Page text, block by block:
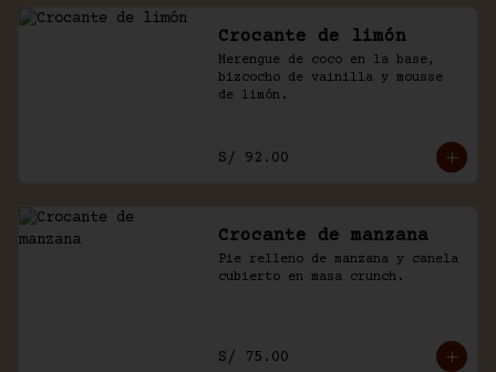
Crocante de limón
Merengue de coco en la base,
bizcocho de vainilla y mousse
de limón.
S/ 92.00
Crocante de manzana
Pie relleno de manzana y canela
cubierto en masa crunch.
S/ 75.00